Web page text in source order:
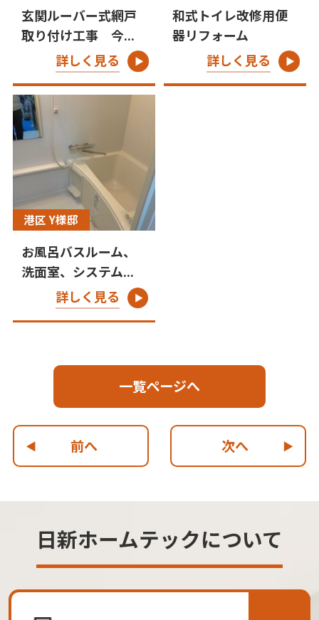
玄関ルーバー式網戸
取り付け工事 今...
詳しく見る
和式トイレ改修用便
器リフォーム
詳しく見る
港区 Y様邸
お風呂バスルーム、
洗面室、システム...
詳しく見る
前へ
一覧ページへ
次へ
日新ホームテックについて